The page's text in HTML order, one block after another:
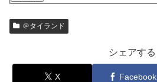
＠タイランド
シェアする
X Facebook